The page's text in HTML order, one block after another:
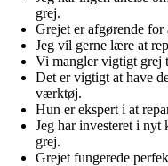
grej.
Grejet er afgørende
Jeg vil gerne lære at
Vi mangler vigtigt grej
Det er vigtigt at have
værktøj.
Hun er ekspert i at
Jeg har investeret i
grej.
Grejet fungerede